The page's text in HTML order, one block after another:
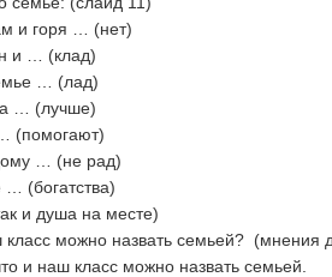
и горя … (нет)
и … (клад)
… (лад)
… (лучше)
(помогают)
… (не рад)
… (богатства)
и душа на месте)
можно назвать семьей? (мнения
и наш класс можно назвать семьей.